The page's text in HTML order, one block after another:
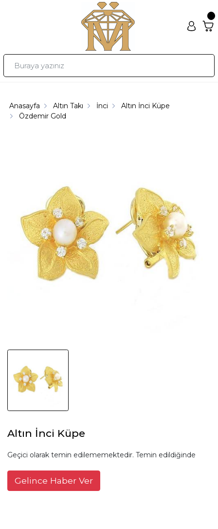
Anasayfa Altın Takı İnci
Altın İnci Küpe
Özdemir Gold
Altın İnci Küpe
Geçici olarak temin edilememektedir. Temin edildiğinde
Gelince Haber Ver